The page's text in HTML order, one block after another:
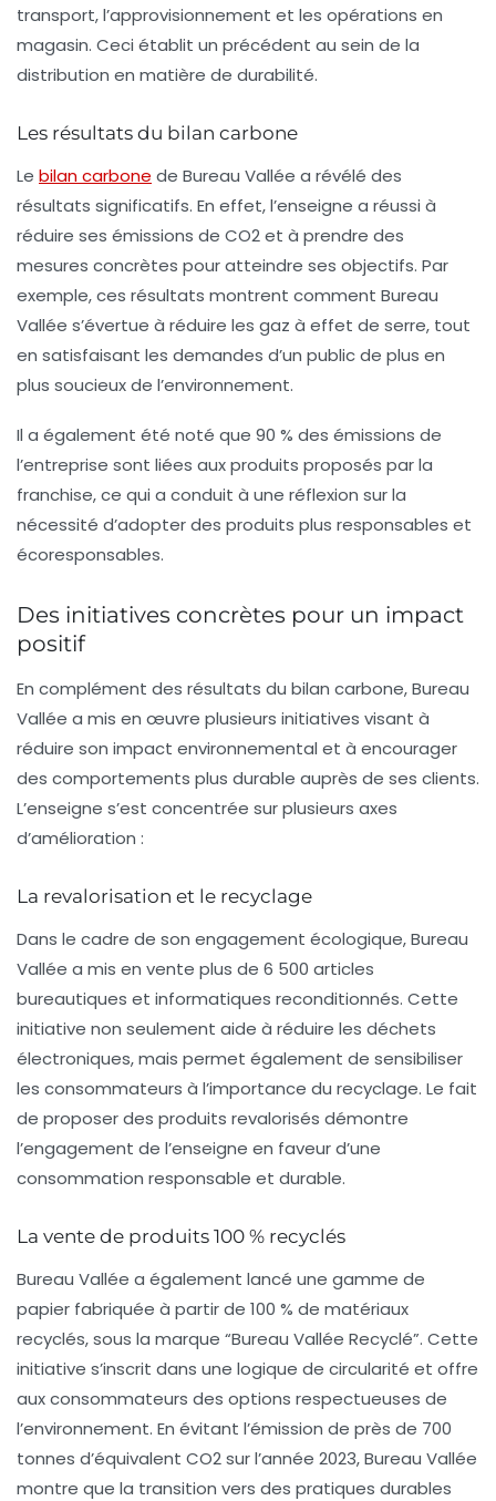
transport, l’approvisionnement et les opérations en
magasin. Ceci établit un précédent au sein de la
distribution en matière de durabilité.
Les résultats du bilan carbone
Le bilan carbone de Bureau Vallée a révélé des
résultats significatifs. En effet, l’enseigne a réussi à
réduire ses émissions de CO2et à prendre des
mesures concrètes pour atteindre ses objectifs. Par
exemple, ces résultats montrent comment Bureau
Vallée s’évertue à réduire les gaz à effet de serre, tout
en satisfaisant les demandes d’un public de plus en
plus soucieux de l’environnement.
Il a également été noté que 90 % des émissions de
l’entreprise sont liées aux produits proposés par la
franchise, ce qui a conduit à une réflexion sur la
nécessité d’adopter des produits plus responsables et
écoresponsables.
Des initiatives concrètes pour un impact
positif
En complément des résultats du bilan carbone, Bureau
Vallée a mis en œuvre plusieurs initiatives visant à
réduire son impact environnemental et à encourager
des comportements plus durable auprès de ses clients.
L’enseigne s’est concentrée sur plusieurs axes
d’amélioration :
La revalorisation et le recyclage
Dans le cadre de son engagement écologique, Bureau
Vallée a mis en vente plus de 6 500 articles
bureautiques et informatiques reconditionnés. Cette
initiative non seulement aide à réduire les déchets
électroniques, mais permet également de sensibiliser
les consommateurs à l’importance du recyclage. Le fait
de proposer des produits revalorisés démontre
l’engagement de l’enseigne en faveur d’une
consommation responsable et durable.
La vente de produits 100 % recyclés
Bureau Vallée a également lancé une gamme de
papier fabriquée à partir de 100 % de matériaux
recyclés, sous la marque “Bureau Vallée Recyclé”. Cette
initiative s’inscrit dans une logique de circularité et offre
aux consommateurs des options respectueuses de
l’environnement. En évitant l’émission de près de 700
tonnes d’équivalent CO2 sur l’année 2023, Bureau Vallée
montre que la transition vers des pratiques durables